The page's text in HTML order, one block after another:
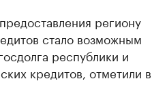
региону
стало возможным
республики и
кредитов, отметили в